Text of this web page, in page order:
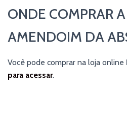
ONDE COMPRAR
AMENDOIM DA
Você pode comprar na loja online
para acessar.